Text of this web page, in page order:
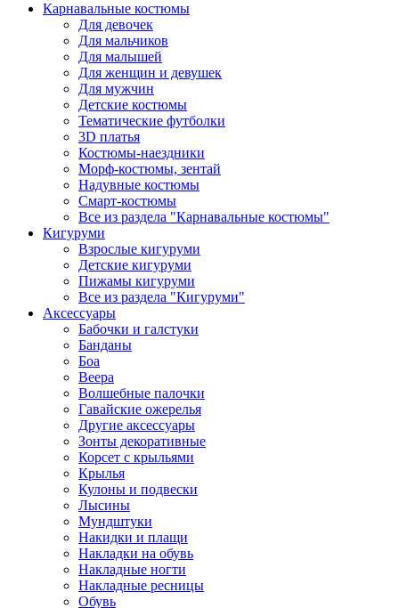
Карнавальные костюмы
Для девочек
Для мальчиков
Для малышей
Для женщин и девушек
Для мужчин
Детские костюмы
Тематические футболки
3D платья
Костюмы-наездники
Морф-костюмы, зентай
Надувные костюмы
Смарт-костюмы
Все из раздела "Карнавальные костюмы"
Кигуруми
Взрослые кигуруми
Детские кигуруми
Пижамы кигуруми
Все из раздела "Кигуруми"
Аксессуары
Бабочки и галстуки
Банданы
Боа
Веера
Волшебные палочки
Гавайские ожерелья
Другие аксессуары
Зонты декоративные
Корсет с крыльями
Крылья
Кулоны и подвески
Лысины
Мундштуки
Накидки и плащи
Накладки на обувь
Накладные ногти
Накладные ресницы
Обувь